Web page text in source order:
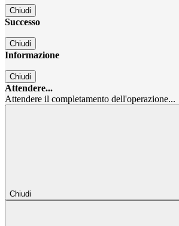
Chiudi
Successo
Chiudi
Informazione
Chiudi
Attendere...
Attendere il completamento dell'operazione...
Chiudi